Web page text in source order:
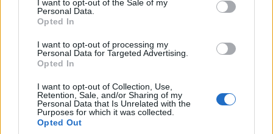
I want to opt-out of the Sale of my
Personal Data.
Opted In
I want to opt-out of processing my
Personal Data for Targeted Advertising.
Opted In
I want to opt-out of Collection, Use,
Retention, Sale, and/or Sharing of my
Personal Data that Is Unrelated with the
Purposes for which it was collected.
Opted Out
RECETAS